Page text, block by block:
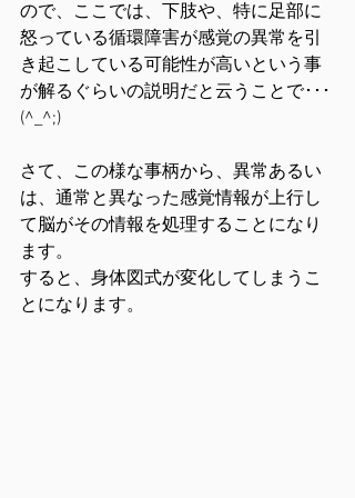
ので、ここでは、下肢や、特に足部に
怒っている循環障害が感覚の異常を引
き起こしている可能性が高いという事
が解るぐらいの説明だと云うことで･･･
(^_^;)
さて、この様な事柄から、異常あるい
は、通常と異なった感覚情報が上行し
て脳がその情報を処理することになり
ます。
すると、身体図式が変化してしまうこ
とになります。